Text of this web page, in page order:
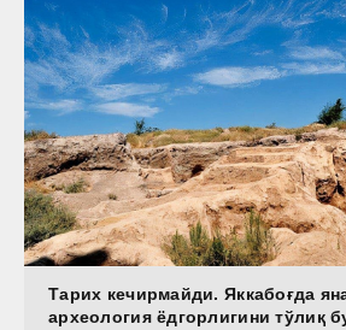
Тарих кечирмайди. Яккабоғда
археология ёдгорлигини тўлиқ